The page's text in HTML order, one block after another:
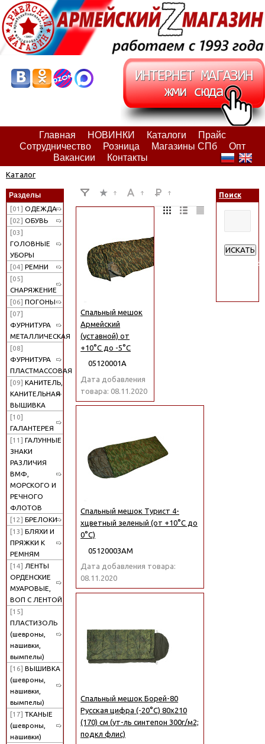
Главная НОВИНКИ Каталоги
Прайс
Сотрудничество
Розница Магазины СПб
Опт
Вакансии
Контакты
Каталог
Разделы
[01] ОДЕЖДА
[02] ОБУВЬ
[03]
ГОЛОВНЫЕ
УБОРЫ
[04] РЕМНИ
[05]
СНАРЯЖЕНИЕ
[06] ПОГОНЫ
[07]
ФУРНИТУРА
МЕТАЛЛИЧЕСКАЯ
[08]
ФУРНИТУРА
ПЛАСТМАССОВАЯ
[09] КАНИТЕЛЬ,
КАНИТЕЛЬНАЯ
ВЫШИВКА
[10]
ГАЛАНТЕРЕЯ
[11] ГАЛУННЫЕ
ЗНАКИ
РАЗЛИЧИЯ
ВМФ,
МОРСКОГО И
РЕЧНОГО
ФЛОТОВ
[12] БРЕЛОКИ
[13] БЛЯХИ И
ПРЯЖКИ К
РЕМНЯМ
[14] ЛЕНТЫ
ОРДЕНСКИЕ
МУАРОВЫЕ,
ВОП С ЛЕНТОЙ
[15]
ПЛАСТИЗОЛЬ
(шевроны,
нашивки,
вымпелы)
[16] ВЫШИВКА
(шевроны,
нашивки,
вымпелы)
[17] ТКАНЫЕ
(шевроны,
нашивки)
Спальный мешок
Армейский
(уставной) от
+10°C до -5°C
05120001А
Дата добавления
товара: 08.11.2020
Спальный мешок Турист 4-
хцветный зеленый (от +10°C до
0°C)
05120003АМ
Дата добавления товара:
08.11.2020
Спальный мешок Борей-80
Русская цифра (-20°C) 80х210
(170) см (ут-ль синтепон 300г/м2;
подкл флис)
Поиск
ИСКАТЬ